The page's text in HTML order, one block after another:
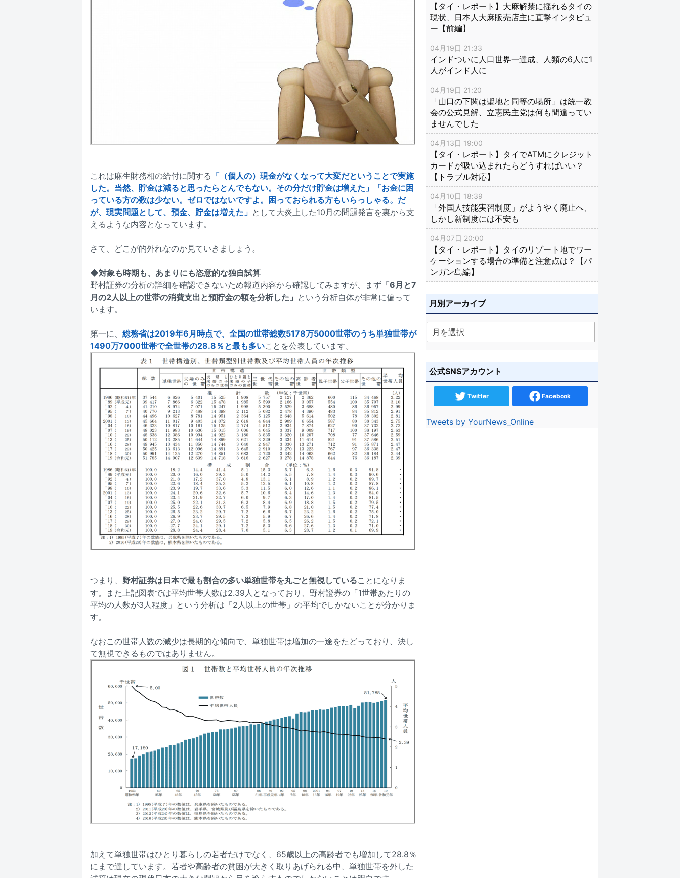
これは麻生財務相の給付に関する 「（個人の）現金がなくなって大変だということで実施
した。当然、貯金は減ると思ったらとんでもない。その分だけ貯金は増えた」「お金に困
っている方の数は少ない。ゼロではないですよ。困っておられる方もいらっしゃる。だ
が、現実問題として、預金、貯金は増えた」 として大炎上した10月の問題発言を裏から支
えるような内容となっています。
さて、どこが的外れなのか見ていきましょう。
◆対象も時期も、あまりにも恣意的な独自試算
野村証券の分析の詳細を確認できないため報道内容から確認してみますが、まず 「6月と7
月の2人以上の世帯の消費支出と預貯金の額を分析した」 という分析自体が非常に偏って
います。
第一に、 総務省は2019年6月時点で、全国の世帯総数5178万5000世帯のうち単独世帯が
1490万7000世帯で全世帯の28.8％と最も多いことを公表しています。
つまり、 野村証券は日本で最も割合の多い単独世帯を丸ごと無視していることになりま
す。また上記図表では平均世帯人数は2.39人となっており、野村證券の「1世帯あたりの
平均の人数が3人程度」という分析は「2人以上の世帯」の平均でしかないことが分かりま
す。
なおこの世帯人数の減少は長期的な傾向で、単独世帯は増加の一途をたどっており、決し
て無視できるものではありません。
加えて単独世帯はひとり暮らしの若者だけでなく、65歳以上の高齢者でも増加して28.8％
にまで達しています。若者や高齢者の貧困が大きく取りあげられる中、単独世帯を外した
【タイ・レポート】大麻解禁に揺れるタイの
現状、日本人大麻販売店主に直撃インタビュ
ー【前編】
04月19日 21:33
インドついに人口世界一達成、人類の6人に1
人がインド人に
04月19日 21:20
「山口の下関は聖地と同等の場所」は統一教
会の公式見解、立憲民主党は何も間違ってい
ませんでした
04月13日 19:00
【タイ・レポート】タイでATMにクレジット
カードが吸い込まれたらどうすればいい？
【トラブル対応】
04月10日 18:39
「外国人技能実習制度」がようやく廃止へ、
しかし新制度には不安も
04月07日 20:00
【タイ・レポート】タイのリゾート地でワー
ケーションする場合の準備と注意点は？【パ
ンガン島編】
月別アーカイブ
公式SNSアカウント
Twitter Facebook
Tweets by YourNews_Online